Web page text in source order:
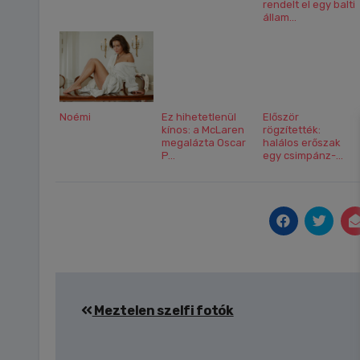
rendelt el egy balti
állam...
Noémi
Ez hihetetlenül
kínos: a McLaren
megalázta Oscar
P...
Először
rögzítették:
halálos erőszak
egy csimpánz-...
navigáció
Meztelen szelfi fotók